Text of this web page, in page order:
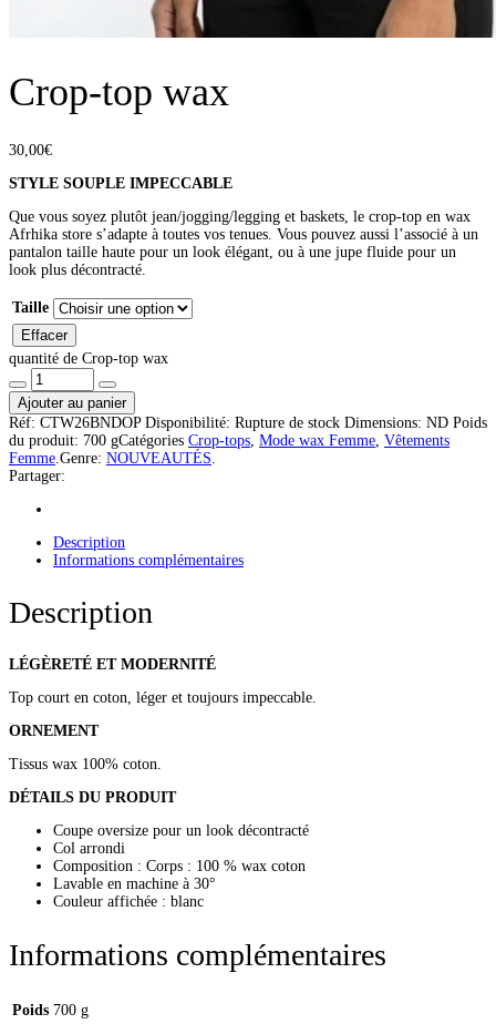
Crop-top wax
30,00€
STYLE SOUPLE IMPECCABLE
Que vous soyez plutôt jean/jogging/legging et baskets, le crop-top en wax
Afrhika store s’adapte à toutes vos tenues. Vous pouvez aussi l’associé à un
pantalon taille haute pour un look élégant, ou à une jupe fluide pour un
look plus décontracté.
Taille
Effacer
quantité de Crop-top wax
Ajouter au panier
Réf: CTW26BNDOP Disponibilité: Rupture de stock Dimensions: ND Poids
du produit: 700 gCatégories Crop-tops Mode wax Femme Vêtements
Femme Genre: NOUVEAUTÉS
Partager:
Description
Informations complémentaires
Description
LÉGÈRETÉ ET MODERNITÉ
Top court en coton, léger et toujours impeccable.
ORNEMENT
Tissus wax 100% coton.
DÉTAILS DU PRODUIT
Coupe oversize pour un look décontracté
Col arrondi
Composition : Corps : 100 % wax coton
Lavable en machine à 30°
Couleur affichée : blanc
Informations complémentaires
Poids 700 g